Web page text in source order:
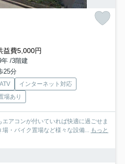
益費5,000円
/3階建
25分
インターネット対応
場あり
アコンが付いていれば快適に過ごせま
・バイク置場など様々な設備... もっと